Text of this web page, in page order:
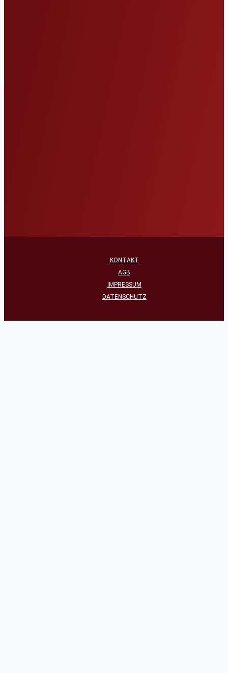
KONTAKT
AGB
IMPRESSUM
DATENSCHUTZ